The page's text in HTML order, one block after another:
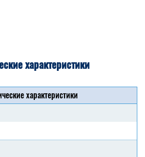
характеристики
характеристики